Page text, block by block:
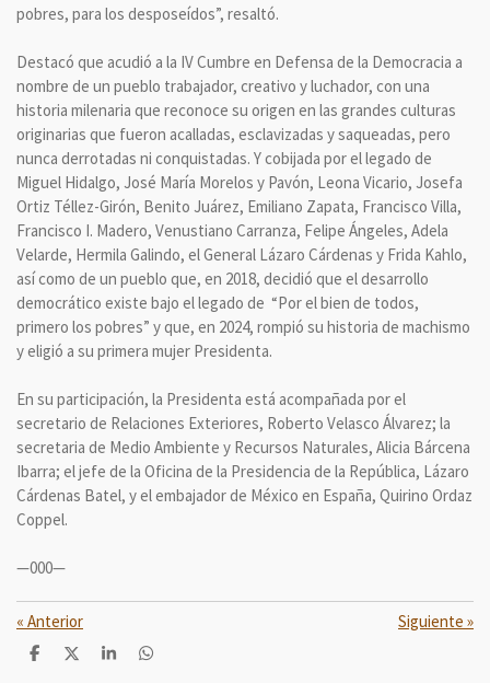
pobres, para los desposeídos”, resaltó.
Destacó que acudió a la IV Cumbre en Defensa de la Democracia a
nombre de un pueblo trabajador, creativo y luchador, con una
historia milenaria que reconoce su origen en las grandes culturas
originarias que fueron acalladas, esclavizadas y saqueadas, pero
nunca derrotadas ni conquistadas. Y cobijada por el legado de
Miguel Hidalgo, José María Morelos y Pavón, Leona Vicario, Josefa
Ortiz Téllez-Girón, Benito Juárez, Emiliano Zapata, Francisco Villa,
Francisco I. Madero, Venustiano Carranza, Felipe Ángeles, Adela
Velarde, Hermila Galindo, el General Lázaro Cárdenas y Frida Kahlo,
así como de un pueblo que, en 2018, decidió que el desarrollo
democrático existe bajo el legado de “Por el bien de todos,
primero los pobres” y que, en 2024, rompió su historia de machismo
y eligió a su primera mujer Presidenta.
En su participación, la Presidenta está acompañada por el
secretario de Relaciones Exteriores, Roberto Velasco Álvarez; la
secretaria de Medio Ambiente y Recursos Naturales, Alicia Bárcena
Ibarra; el jefe de la Oficina de la Presidencia de la República, Lázaro
Cárdenas Batel, y el embajador de México en España, Quirino Ordaz
Coppel.
—000—
« Anterior Siguiente »
C
C
C
C